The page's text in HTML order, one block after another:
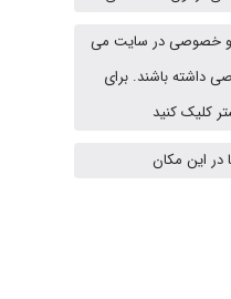
HaddadiMahsa
Niloofar
و خصوصی در سایت می
داشته باشند. برای
کلیک کنید
در این مکان